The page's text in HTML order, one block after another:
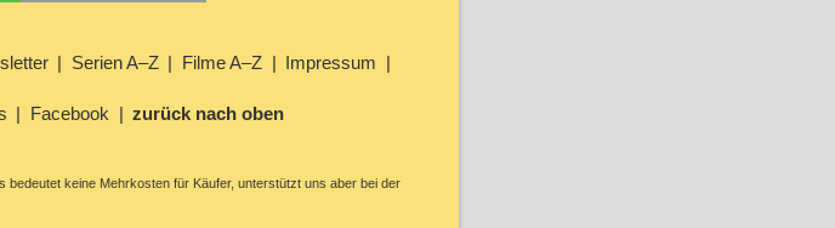
Serien A–Z Filme A–Z Impressum
Facebook zurück nach oben
keine Mehrkosten für Käufer, unterstützt uns aber bei der